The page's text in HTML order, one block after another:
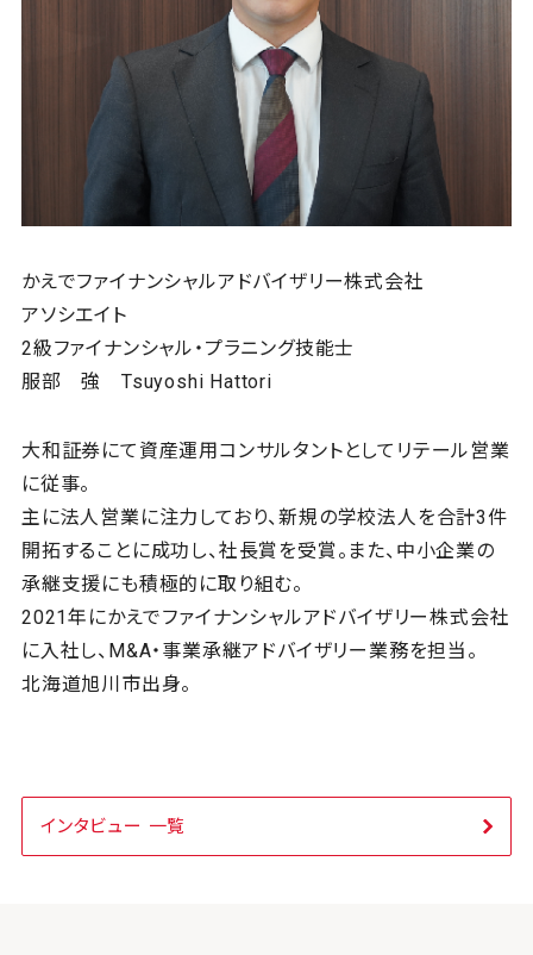
かえでファイナンシャルアドバイザリー株式会社
アソシエイト
2級ファイナンシャル・プラニング技能士
服部 強 Tsuyoshi Hattori
大和証券にて資産運用コンサルタントとしてリテール営業
に従事。
主に法人営業に注力しており、新規の学校法人を合計3件
開拓することに成功し、社長賞を受賞。また、中小企業の
承継支援にも積極的に取り組む。
2021年にかえでファイナンシャルアドバイザリー株式会社
に入社し、M&A・事業承継アドバイザリー業務を担当。
北海道旭川市出身。
インタビュー 一覧